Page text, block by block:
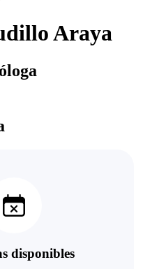
Araya
disponibles